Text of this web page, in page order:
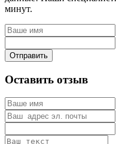
минут.
Отправить
Оставить отзыв